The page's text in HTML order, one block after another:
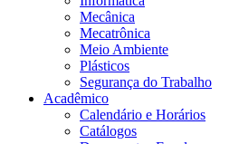
Mecânica
Mecatrônica
Meio Ambiente
Plásticos
Segurança do Trabalho
Acadêmico
Calendário e Horários
Catálogos